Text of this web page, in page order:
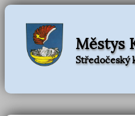
Městys
Středočeský